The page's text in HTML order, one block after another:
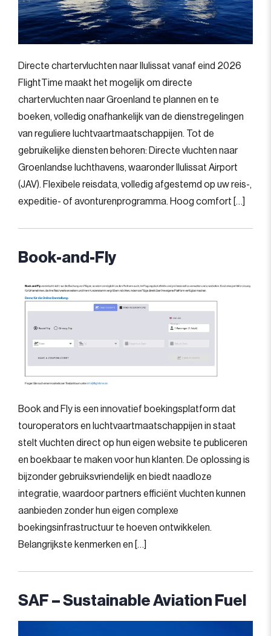
Directe chartervluchten naar Ilulissat vanaf eind 2026
FlightTime maakt het mogelijk om directe
chartervluchten naar Groenland te plannen en te
boeken, volledig onafhankelijk van de dienstregelingen
van reguliere luchtvaartmaatschappijen. Tot de
gebruikelijke diensten behoren: Directe vluchten naar
Groenlandse luchthavens, waaronder Ilulissat Airport
(JAV). Flexibele reisdata, volledig afgestemd op uw reis-,
expeditie- of avonturenprogramma. Hoog comfort […]
Book-and-Fly
Book and Fly is een innovatief boekingsplatform dat
touroperators en luchtvaartmaatschappijen in staat
stelt vluchten direct op hun eigen website te publiceren
en boekbaar te maken voor hun klanten. De oplossing is
bijzonder gebruiksvriendelijk en biedt naadloze
integratie, waardoor partners efficiënt vluchten kunnen
aanbieden zonder hun eigen complexe
boekingsinfrastructuur te hoeven ontwikkelen.
Belangrijkste kenmerken en […]
SAF – Sustainable Aviation Fuel